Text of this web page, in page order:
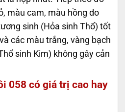
màu cam, màu hồng do
sinh (Hỏa sinh Thổ) tốt
các màu trắng, vàng bạch
sinh Kim) không gây cản
058 có giá trị cao hay